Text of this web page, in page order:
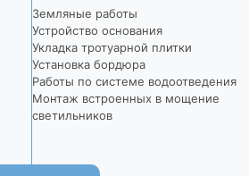
Земляные работы
Устройство основания
Укладка тротуарной плитки
Установка бордюра
Работы по системе водоотведения
Монтаж встроенных в мощение
светильников